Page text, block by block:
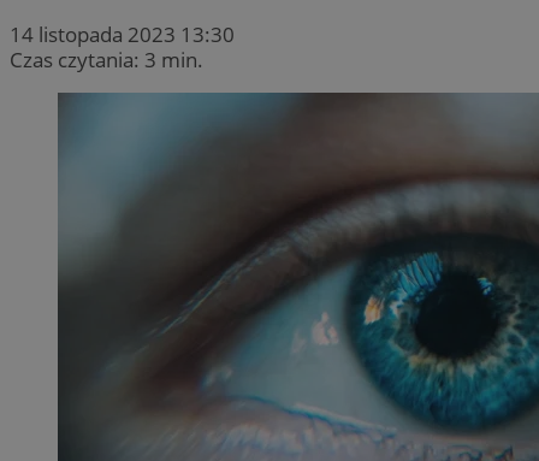
14 listopada 2023 13:30
Czas czytania: 3 min.